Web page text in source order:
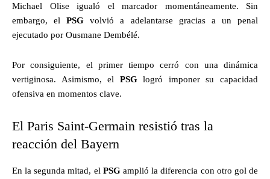
Michael Olise igualó el marcador momentáneamente. Sin
embargo, elPSG volvió a adelantarse gracias a un penal
ejecutado por Ousmane Dembélé.
Por consiguiente, el primer tiempo cerró con una dinámica
vertiginosa. Asimismo, el PSGlogró imponer su capacidad
ofensiva en momentos clave.
El Paris Saint-Germain resistió tras la
reacción del Bayern
En la segunda mitad, el PSGamplió la diferencia con otro gol de